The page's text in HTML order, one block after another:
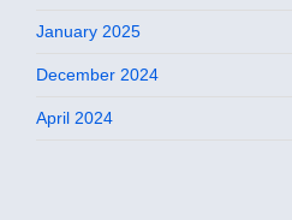
January 2025
December 2024
April 2024